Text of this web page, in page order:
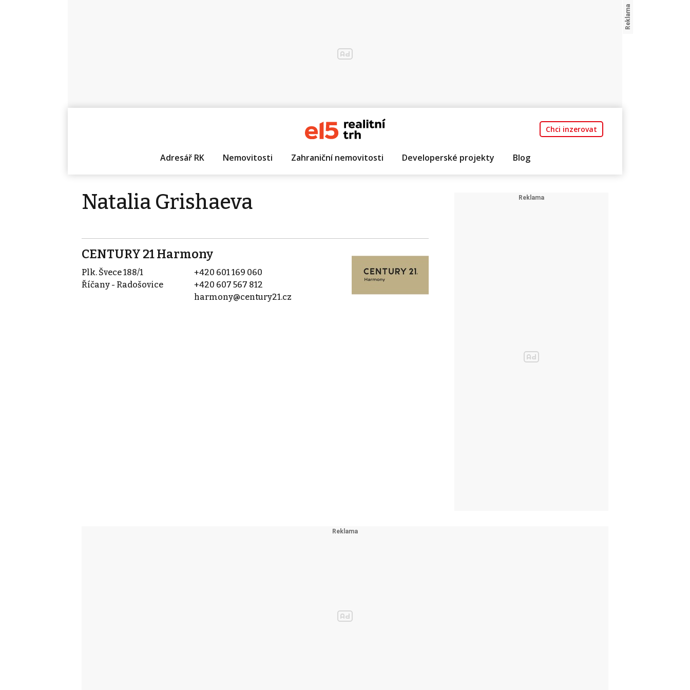
Chci inzerovat
Adresář RK Nemovitosti Zahraniční nemovitosti Developerské projekty Blog
Natalia Grishaeva
CENTURY 21 Harmony
Plk. Švece 188/1
Říčany - Radošovice
+420 601 169 060
+420 607 567 812
harmony@century21.cz